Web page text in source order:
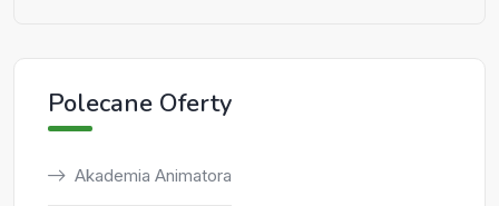
Polecane Oferty
Akademia Animatora